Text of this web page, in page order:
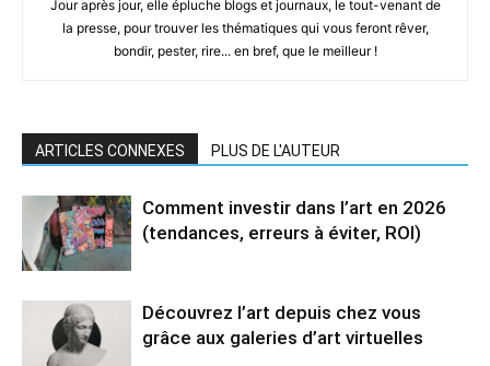
Jour après jour, elle épluche blogs et journaux, le tout-venant de
la presse, pour trouver les thématiques qui vous feront rêver,
bondir, pester, rire... en bref, que le meilleur !
ARTICLES CONNEXES PLUS DE L'AUTEUR
Comment investir dans l’art en 2026
(tendances, erreurs à éviter, ROI)
Découvrez l’art depuis chez vous
grâce aux galeries d’art virtuelles